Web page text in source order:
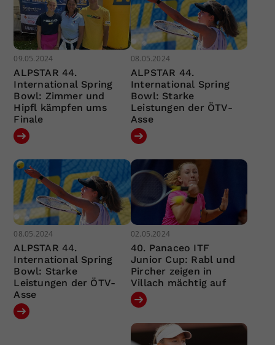
09.05.2024
ALPSTAR 44.
International Spring
Bowl: Zimmer und
Hipfl kämpfen ums
Finale
08.05.2024
ALPSTAR 44.
International Spring
Bowl: Starke
Leistungen der ÖTV-
Asse
08.05.2024
ALPSTAR 44.
International Spring
Bowl: Starke
Leistungen der ÖTV-
Asse
02.05.2024
40. Panaceo ITF
Junior Cup: Rabl und
Pircher zeigen in
Villach mächtig auf